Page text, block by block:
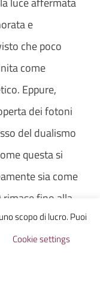
e
che poco
come
Eppure,
dei fotoni
del dualismo
questa si
sia come
fino alla
scopo di lucro. Puoi
Cookie settings